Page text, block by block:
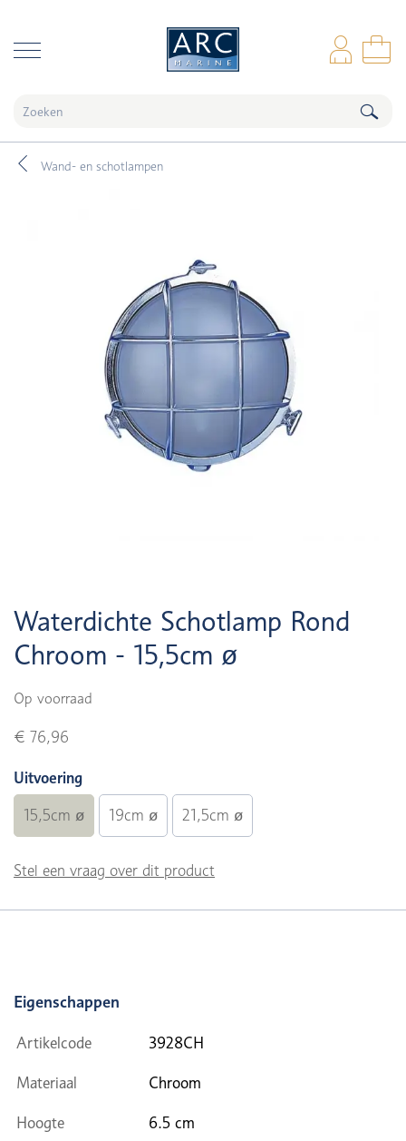
Wand- en schotlampen
Waterdichte Schotlamp Rond
Chroom - 15,5cm ø
Op voorraad
€ 76,96
Uitvoering
15,5cm ø 19cm ø 21,5cm ø
Stel een vraag over dit product
Eigenschappen
Artikelcode 3928CH
Materiaal Chroom
Hoogte 6.5 cm